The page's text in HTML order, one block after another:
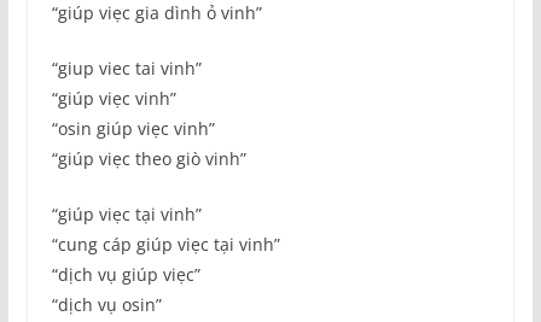
“giúp viẹc gia dình ỏ vinh”
“giup viec tai vinh”
“giúp viẹc vinh”
“osin giúp viẹc vinh”
“giúp viẹc theo giò vinh”
“giúp viẹc tại vinh”
“cung cáp giúp viẹc tại vinh”
“dịch vụ giúp viẹc”
“dịch vụ osin”